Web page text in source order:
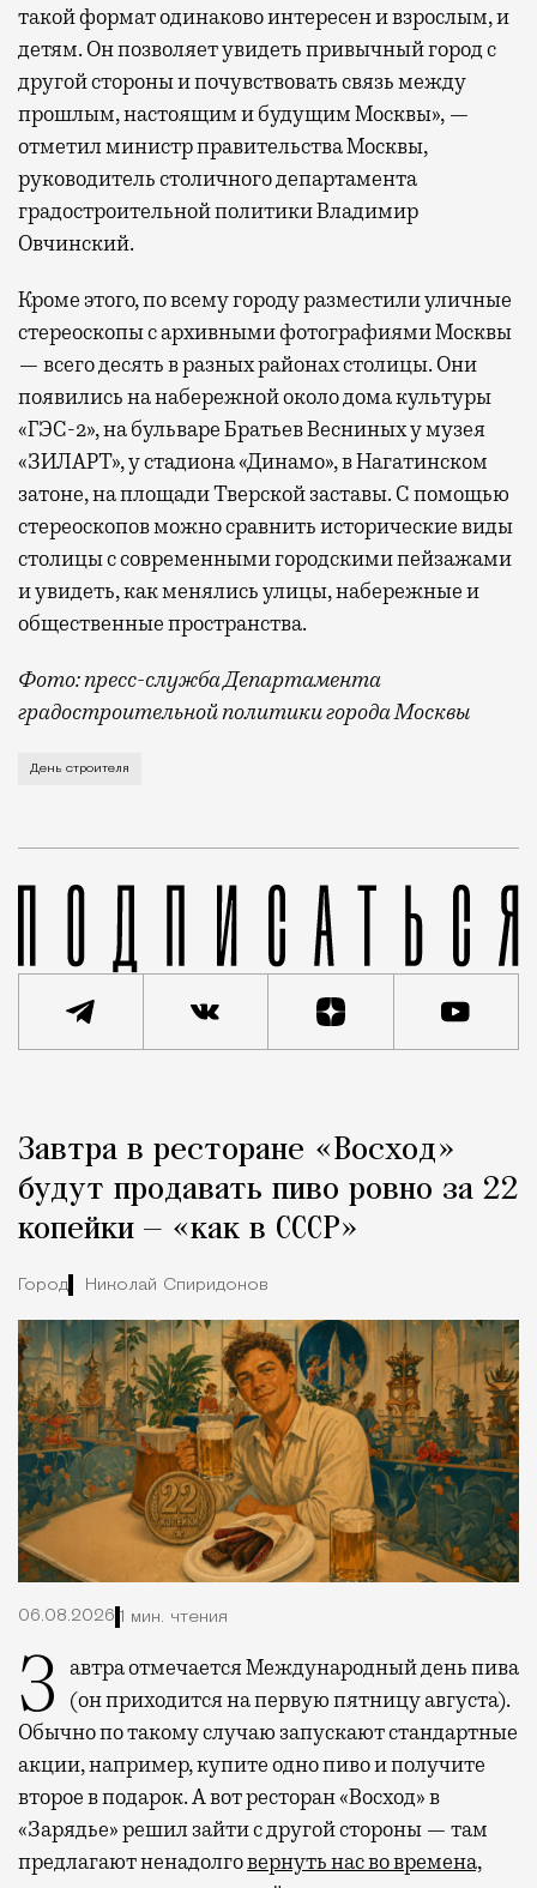
такой формат одинаково интересен и взрослым, и
детям. Он позволяет увидеть привычный город с
другой стороны и почувствовать связь между
прошлым, настоящим и будущим Москвы», —
отметил министр правительства Москвы,
руководитель столичного департамента
градостроительной политики Владимир
Овчинский.
Кроме этого, по всему городу разместили уличные
стереоскопы с архивными фотографиями Москвы
— всего десять в разных районах столицы. Они
появились на набережной около дома культуры
«ГЭС-2», на бульваре Братьев Весниных у музея
«ЗИЛАРТ», у стадиона «Динамо», в Нагатинском
затоне, на площади Тверской заставы. С помощью
стереоскопов можно сравнить исторические виды
столицы с современными городскими пейзажами
и увидеть, как менялись улицы, набережные и
общественные пространства.
Фото: пресс-служба Департамента
градостроительной политики города Москвы
В этом году профессиональный праздник День
День строителя
Город
Завтра в ресторане «Восход»
будут продавать пиво ровно за 22
копейки — «как в СССР»
Город Николай Спиридонов
06.08.2026 1 мин. чтения
Завтра отмечается Международный день пива
(он приходится на первую пятницу августа).
Обычно по такому случаю запускают стандартные
акции, например, купите одно пиво и получите
второе в подарок. А вот ресторан «Восход» в
«Зарядье» решил зайти с другой стороны — там
предлагают ненадолговернуть нас во времена,